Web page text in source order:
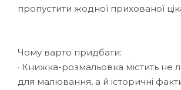
пропустити жодної прихованої
Чому варто придбати:
· Книжка-розмальовка містить не
для малювання, а й історичні